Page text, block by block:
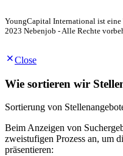
YoungCapital International ist
2023 Nebenjob - Alle Rechte
Close
Wie sortieren wir
Sortierung von
Beim Anzeigen von
zweistufigen Prozess an, um
präsentieren: